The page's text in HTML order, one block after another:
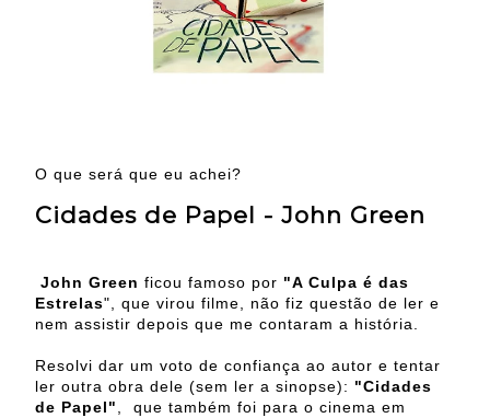
O que será que eu achei?
Cidades de Papel - John Green
John Green ficou famoso por "A Culpa é das
Estrelas", que virou filme, não fiz questão de ler e
nem assistir depois que me contaram a história.
Resolvi dar um voto de confiança ao autor e tentar
ler outra obra dele (sem ler a sinopse): "Cidades
de Papel"
, que também foi para o cinema em